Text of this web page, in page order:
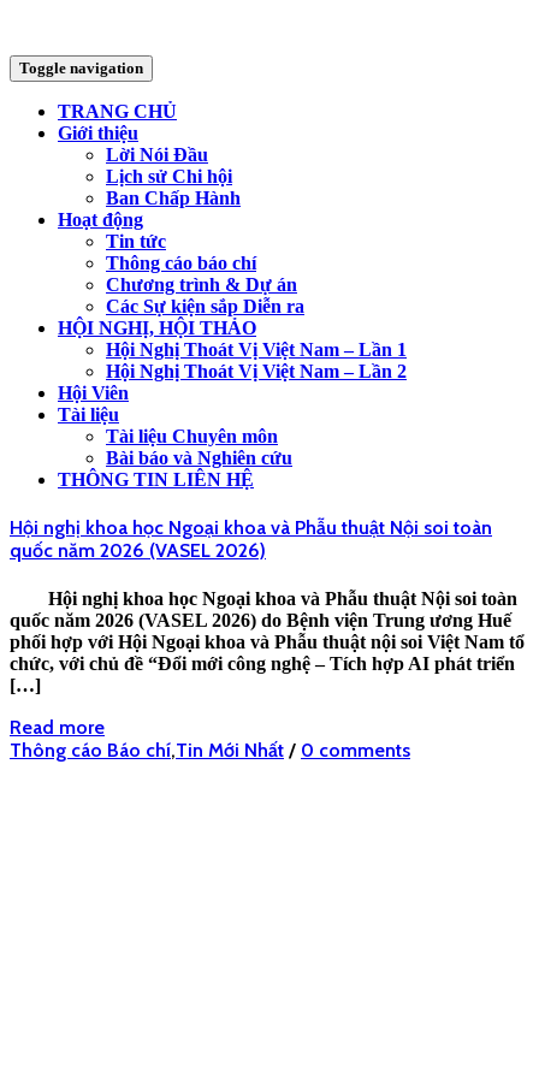
Toggle navigation
TRANG CHỦ
Giới thiệu
Lời Nói Đầu
Lịch sử Chi hội
Ban Chấp Hành
Hoạt động
Tin tức
Thông cáo báo chí
Chương trình & Dự án
Các Sự kiện sắp Diễn ra
HỘI NGHỊ, HỘI THẢO
Hội Nghị Thoát Vị Việt Nam – Lần 1
Hội Nghị Thoát Vị Việt Nam – Lần 2
Hội Viên
Tài liệu
Tài liệu Chuyên môn
Bài báo và Nghiên cứu
THÔNG TIN LIÊN HỆ
Hội nghị khoa học Ngoại khoa và Phẫu thuật Nội soi toàn
quốc năm 2026 (VASEL 2026)
Hội nghị khoa học Ngoại khoa và Phẫu thuật Nội soi toàn
quốc năm 2026 (VASEL 2026) do Bệnh viện Trung ương Huế
phối hợp với Hội Ngoại khoa và Phẫu thuật nội soi Việt Nam tổ
chức, với chủ đề “Đổi mới công nghệ – Tích hợp AI phát triển
[…]
Read more
Thông cáo Báo chí,Tin Mới Nhất / 0 comments